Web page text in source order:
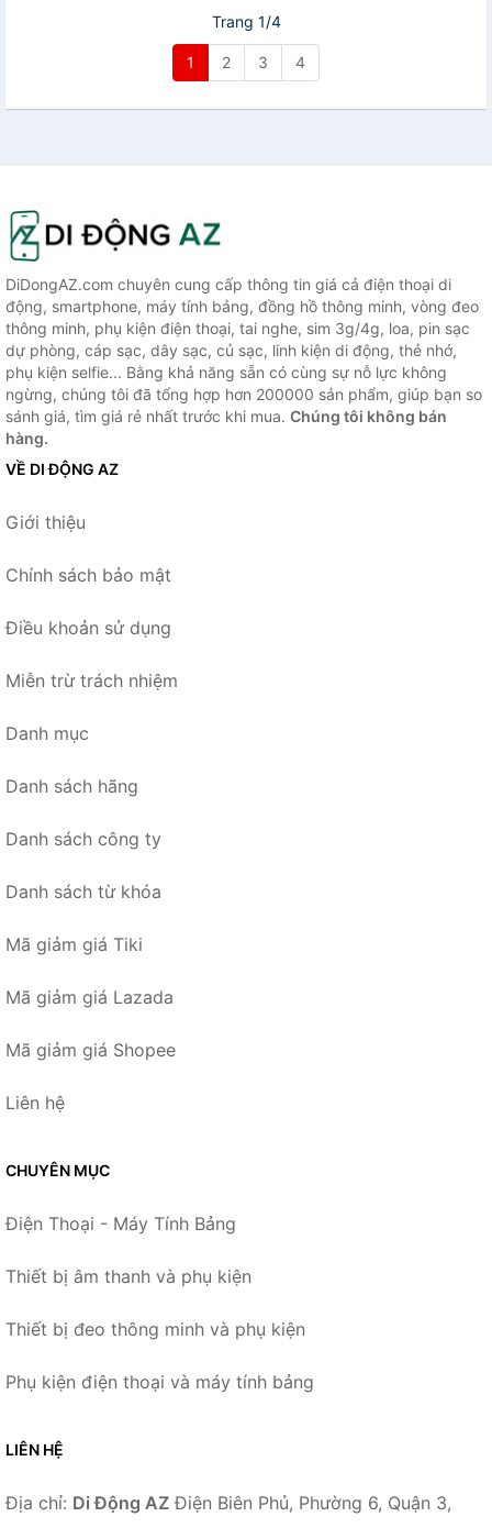
Trang 1/4
1 2 3 4
DiDongAZ.com chuyên cung cấp thông tin giá cả điện thoại di
động, smartphone, máy tính bảng, đồng hồ thông minh, vòng đeo
thông minh, phụ kiện điện thoại, tai nghe, sim 3g/4g, loa, pin sạc
dự phòng, cáp sạc, dây sạc, củ sạc, linh kiện di động, thẻ nhớ,
phụ kiện selfie... Bằng khả năng sẵn có cùng sự nỗ lực không
ngừng, chúng tôi đã tổng hợp hơn 200000 sản phẩm, giúp bạn so
sánh giá, tìm giá rẻ nhất trước khi mua. Chúng tôi không bán
hàng.
VỀ DI ĐỘNG AZ
Giới thiệu
Chính sách bảo mật
Điều khoản sử dụng
Miễn trừ trách nhiệm
Danh mục
Danh sách hãng
Danh sách công ty
Danh sách từ khóa
Mã giảm giá Tiki
Mã giảm giá Lazada
Mã giảm giá Shopee
Liên hệ
CHUYÊN MỤC
Điện Thoại - Máy Tính Bảng
Thiết bị âm thanh và phụ kiện
Thiết bị đeo thông minh và phụ kiện
Phụ kiện điện thoại và máy tính bảng
LIÊN HỆ
Địa chỉ: Di Động AZ Điện Biên Phủ, Phường 6, Quận 3,